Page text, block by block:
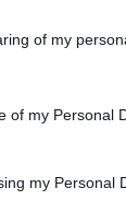
of my
of my Personal
my Personal